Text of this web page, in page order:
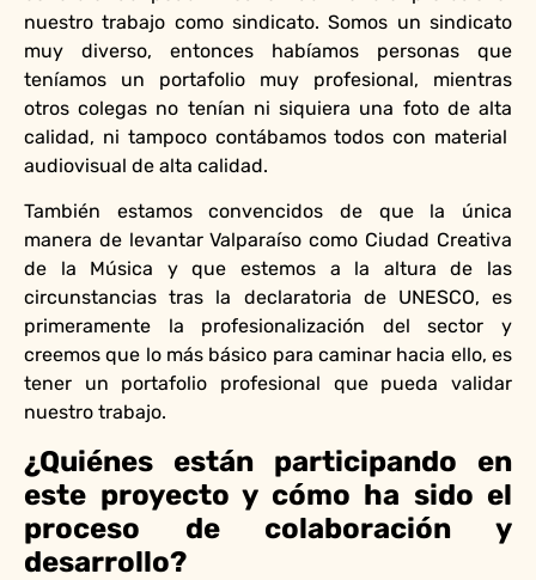
nuestro trabajo como sindicato. Somos un sindicato
muy diverso, entonces habíamos personas que
teníamos un portafolio muy profesional, mientras
otros colegas no tenían ni siquiera una foto de alta
calidad, ni tampoco contábamos todos con material
audiovisual de alta calidad.
También estamos convencidos de que la única
manera de levantar Valparaíso como Ciudad Creativa
de la Música y que estemos a la altura de las
circunstancias tras la declaratoria de UNESCO, es
primeramente la profesionalización del sector y
creemos que lo más básico para caminar hacia ello, es
tener un portafolio profesional que pueda validar
nuestro trabajo.
¿Quiénes están participando en
este proyecto y cómo ha sido el
proceso de colaboración y
desarrollo?